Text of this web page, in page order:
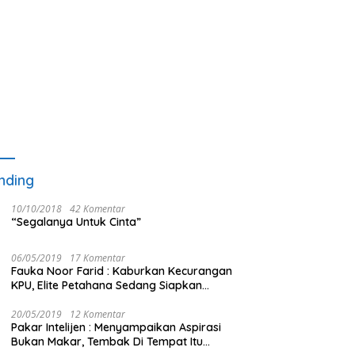
10/10/2018 42 Komentar
“Segalanya Untuk Cinta”
06/05/2019 17 Komentar
Fauka Noor Farid : Kaburkan Kecurangan
KPU, Elite Petahana Sedang Siapkan
20/05/2019 12 Komentar
Pakar Intelijen : Menyampaikan Aspirasi
Bukan Makar, Tembak Di Tempat Itu